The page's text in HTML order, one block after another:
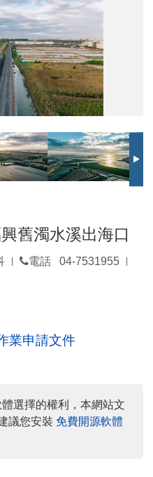
舊濁水溪出海口
| 電話 04-7531955 |
業申請文件
選擇的權利，本網站文
議您安裝 免費開源軟體